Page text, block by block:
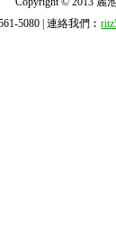
5080 | 連絡我們︰